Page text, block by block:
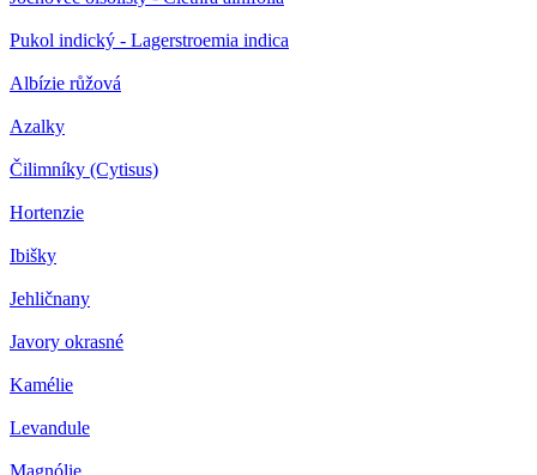
Pukol indický - Lagerstroemia indica
Albízie růžová
Azalky
Čilimníky (Cytisus)
Hortenzie
Ibišky
Jehličnany
Javory okrasné
Kamélie
Levandule
Magnólie